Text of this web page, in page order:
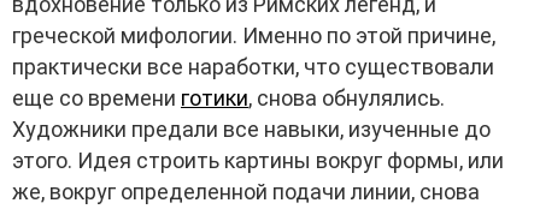
греческой мифологии. Именно по этой причине,
практически все наработки, что существовали
еще со времени готики, снова обнулялись.
Художники предали все навыки, изученные до
этого. Идея строить картины вокруг формы, или
же, вокруг определенной подачи линии, снова